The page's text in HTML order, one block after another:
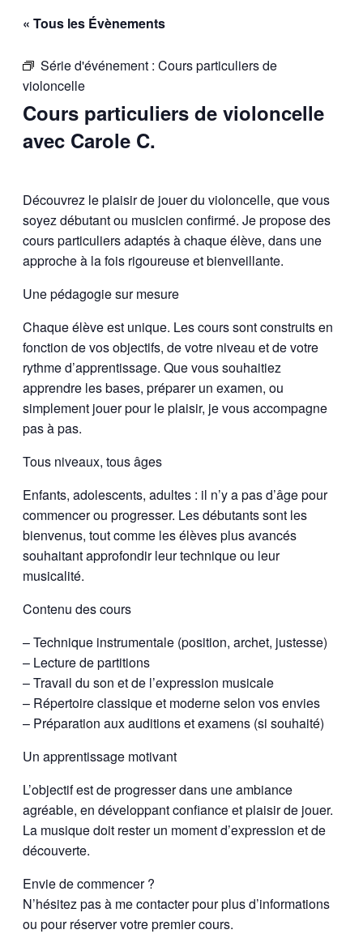
« Tous les Évènements
Série d'événement : Cours particuliers de
violoncelle
Cours particuliers de violoncelle
avec Carole C.
Découvrez le plaisir de jouer du violoncelle, que vous
soyez débutant ou musicien confirmé. Je propose des
cours particuliers adaptés à chaque élève, dans une
approche à la fois rigoureuse et bienveillante.
Une pédagogie sur mesure
Chaque élève est unique. Les cours sont construits en
fonction de vos objectifs, de votre niveau et de votre
rythme d’apprentissage. Que vous souhaitiez
apprendre les bases, préparer un examen, ou
simplement jouer pour le plaisir, je vous accompagne
pas à pas.
Tous niveaux, tous âges
Enfants, adolescents, adultes : il n’y a pas d’âge pour
commencer ou progresser. Les débutants sont les
bienvenus, tout comme les élèves plus avancés
souhaitant approfondir leur technique ou leur
musicalité.
Contenu des cours
– Technique instrumentale (position, archet, justesse)
– Lecture de partitions
– Travail du son et de l’expression musicale
– Répertoire classique et moderne selon vos envies
– Préparation aux auditions et examens (si souhaité)
Un apprentissage motivant
L’objectif est de progresser dans une ambiance
agréable, en développant confiance et plaisir de jouer.
La musique doit rester un moment d’expression et de
découverte.
Envie de commencer ?
N’hésitez pas à me contacter pour plus d’informations
ou pour réserver votre premier cours.